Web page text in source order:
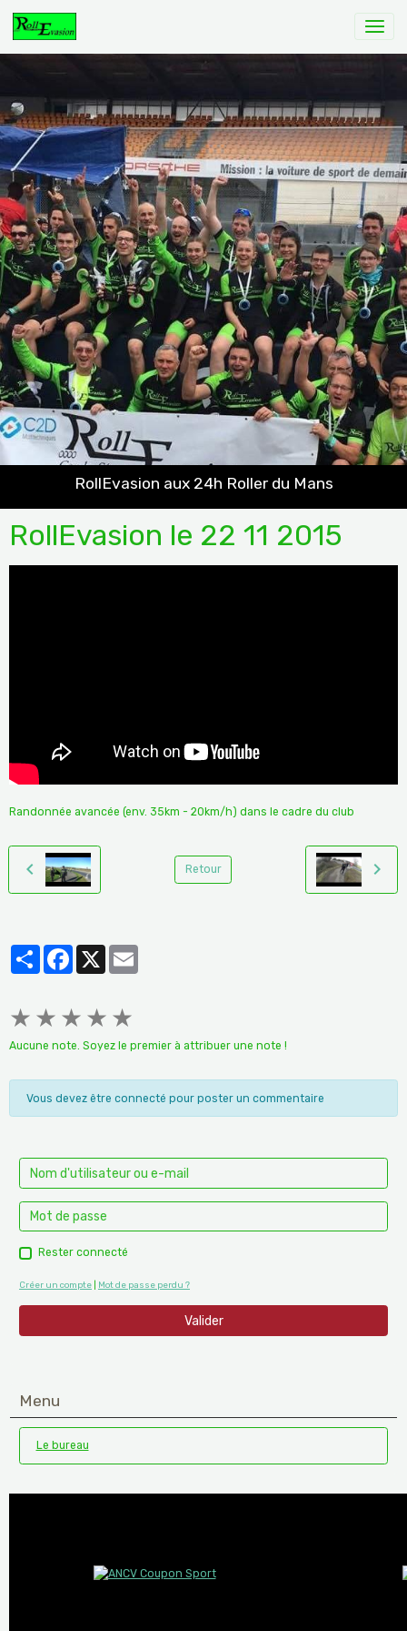
RollEvasion aux 24h Roller du Mans
RollEvasion le 22 11 2015
Randonnée avancée (env. 35km - 20km/h) dans le cadre du club
Retour
PartagerFacebook
★ ★ ★ ★ ★
Aucune note. Soyez le premier à attribuer une note !
Vous devez être connecté pour poster un commentaire
Rester connecté
Créer un compte Mot de passe perdu ?
Valider
Menu
Le bureau